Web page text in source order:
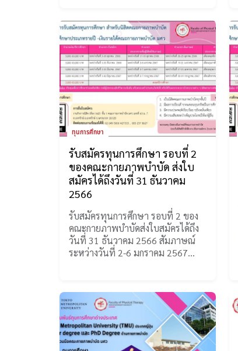
ทุนการศึกษา
รับสมัครทุนการศึกษา รอบที่ 2
ของคณะกายภาพบำบัด ส่งใบ
สมัครได้ถึงวันที่ 31 ธันวาคม
2566
รับสมัครทุนการศึกษา รอบที่ 2 ของ
คณะกายภาพบำบัดส่งใบสมัครได้ถึง
วันที่ 31 ธันวาคม 2566 สัมภาษณ์
ระหว่างวันที่ 2-6 มกราคม 2567…